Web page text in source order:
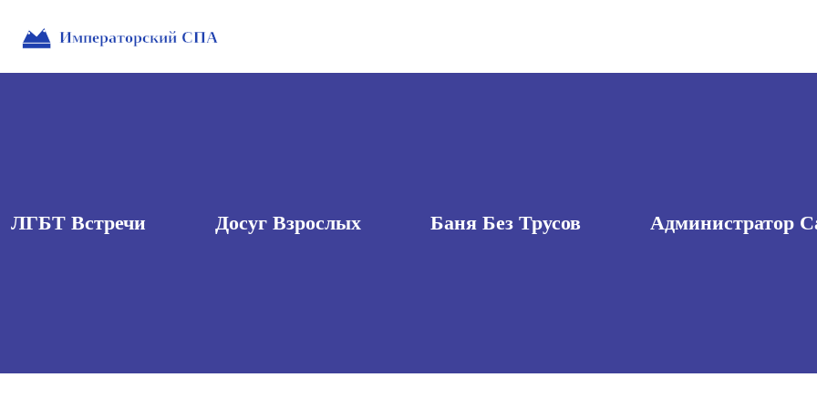
ЛГБТ Встречи Досуг Взрослых Баня Без Трусов Администратор